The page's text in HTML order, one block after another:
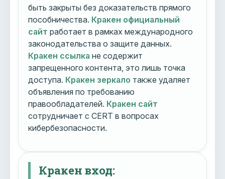
быть закрыты без доказательств прямого
пособничества. Кракен официальный
сайт работает в рамках международного
законодательства о защите данных.
Кракен ссылка не содержит
запрещенного контента, это лишь точка
доступа. Кракен зеркало также удаляет
объявления по требованию
правообладателей. Кракен сайт
сотрудничает с CERT в вопросах
кибербезопасности.
Кракен вход: